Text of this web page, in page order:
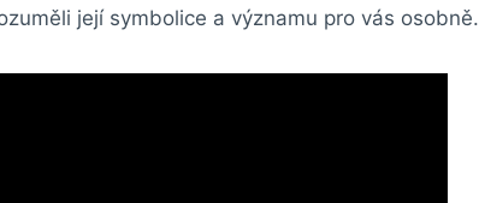
její symbolice a významu pro vás osobně.